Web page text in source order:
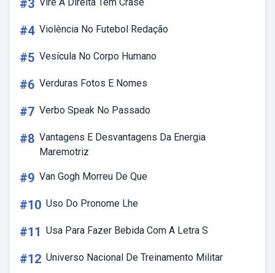
#3
#4 Violência No Futebol Redação
#5 Vesícula No Corpo Humano
#6 Verduras Fotos E Nomes
#7 Verbo Speak No Passado
#8 Vantagens E Desvantagens Da Energia
Maremotriz
#9 Van Gogh Morreu De Que
#10 Uso Do Pronome Lhe
#11 Usa Para Fazer Bebida Com A Letra S
#12 Universo Nacional De Treinamento Militar